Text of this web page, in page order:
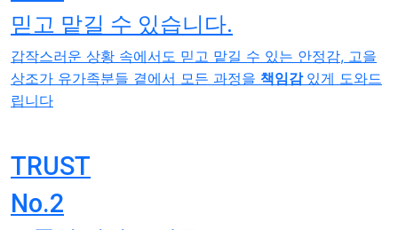
믿고 맡길 수 있습니다.
갑작스러운 상황 속에서도 믿고 맡길 수 있는 안정감, 고을
상조가 유가족분들 곁에서 모든 과정을 책임감 있게 도와드
립니다
TRUST
No.2